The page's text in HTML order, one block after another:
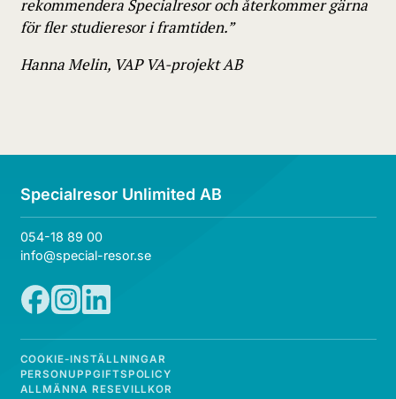
rekommendera Specialresor och återkommer gärna
för fler studieresor i framtiden.”
Hanna Melin, VAP VA-projekt AB
Specialresor Unlimited AB
054-18 89 00
info@special-resor.se
COOKIE-INSTÄLLNINGAR
PERSONUPPGIFTSPOLICY
ALLMÄNNA RESEVILLKOR